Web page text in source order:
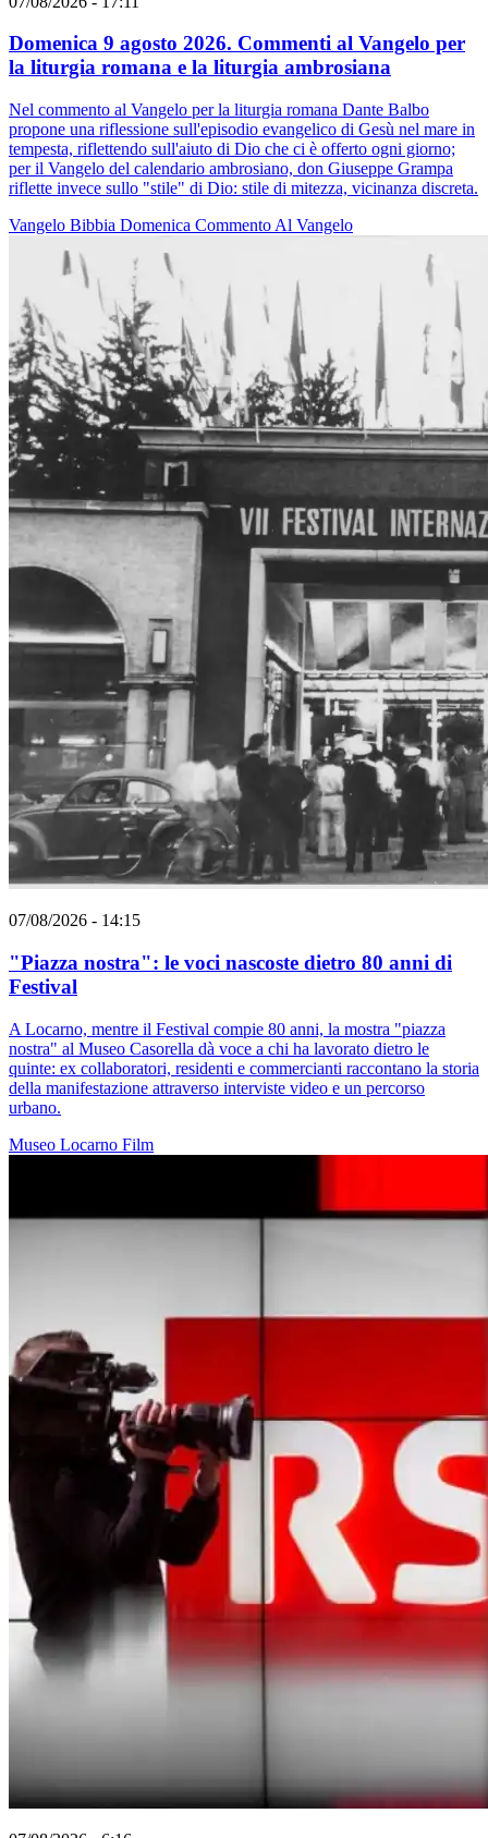
Domenica 9 agosto 2026. Commenti al Vangelo per
la liturgia romana e la liturgia ambrosiana
Nel commento al Vangelo per la liturgia romana Dante Balbo
propone una riflessione sull'episodio evangelico di Gesù nel mare in
tempesta, riflettendo sull'aiuto di Dio che ci è offerto ogni giorno;
per il Vangelo del calendario ambrosiano, don Giuseppe Grampa
riflette invece sullo "stile" di Dio: stile di mitezza, vicinanza discreta.
Vangelo Bibbia Domenica Commento Al Vangelo
07/08/2026 - 14:15
"Piazza nostra": le voci nascoste dietro 80 anni di
Festival
A Locarno, mentre il Festival compie 80 anni, la mostra "piazza
nostra" al Museo Casorella dà voce a chi ha lavorato dietro le
quinte: ex collaboratori, residenti e commercianti raccontano la storia
della manifestazione attraverso interviste video e un percorso
urbano.
Museo Locarno Film